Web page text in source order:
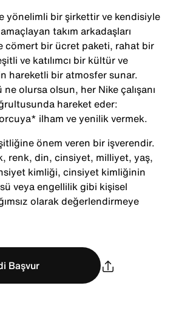
yönelimli bir şirkettir ve kendisiyle
takım arkadaşları
cömert bir ücret paketi, rahat bir
ve katılımcı bir kültür ve
hareketli bir atmosfer sunar.
olursa olsun, her Nike çalışanı
hareket eder:
ilham ve yenilik vermek.
önem veren bir işverendir.
renk, din, cinsiyet, milliyet, yaş,
kimliği, cinsiyet kimliğinin
veya engellilik gibi kişisel
olarak değerlendirmeye
Başvur